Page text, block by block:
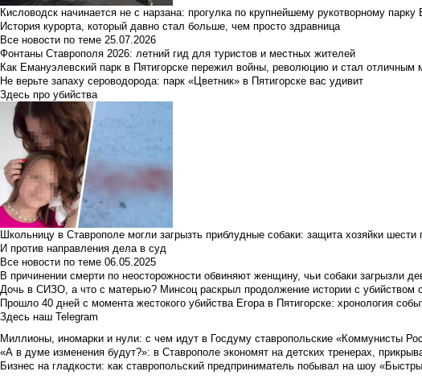
Кисловодск начинается не с нарзана: прогулка по крупнейшему рукотворному парку
История курорта, который давно стал больше, чем просто здравница
Все новости по теме 25.07.2026
Фонтаны Ставрополя 2026: летний гид для туристов и местных жителей
Как Емануэлевский парк в Пятигорске пережил войны, революцию и стал отличным
Не верьте запаху сероводорода: парк «Цветник» в Пятигорске вас удивит
Здесь про убийства
Школьницу в Ставрополе могли загрызть приблудные собаки: защита хозяйки
И против направления дела в суд
Все новости по теме 06.05.2025
В причинении смерти по неосторожности обвиняют женщину, чьи собаки загрызли
Дочь в СИЗО, а что с матерью? Минсоц раскрыл продолжение истории с убийством
Прошло 40 дней с момента жестокого убийства Егора в Пятигорске: хронология
Здесь наш Telegram
Миллионы, иномарки и нули: с чем идут в Госдуму ставропольские «Коммунисты
«А в думе изменения будут?»: в Ставрополе экономят на детских тренерах,
Бизнес на гладкости: как ставропольский предприниматель побывал на шоу